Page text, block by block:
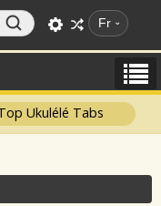
Fr
Ukulélé Tabs